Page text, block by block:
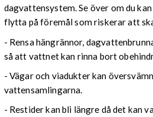
dagvattensystem. Se över om du
flytta på föremål som riskerar att
- Rensa hängrännor,
så att vattnet kan rinna bort
- Vägar och viadukter kan
vattensamlingarna.
- Restider kan bli längre då det kan